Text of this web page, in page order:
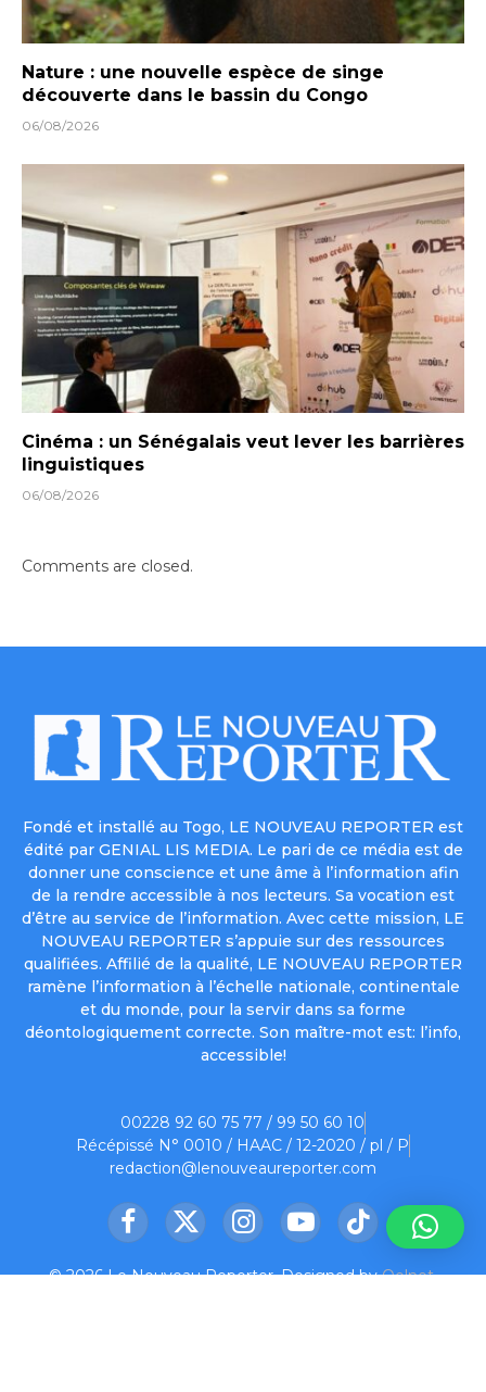
Nature : une nouvelle espèce de singe
découverte dans le bassin du Congo
06/08/2026
Cinéma : un Sénégalais veut lever les barrières
linguistiques
06/08/2026
Comments are closed.
Fondé et installé au Togo, LE NOUVEAU REPORTER est
édité par GENIAL LIS MEDIA. Le pari de ce média est de
donner une conscience et une âme à l’information afin
de la rendre accessible à nos lecteurs. Sa vocation est
d’être au service de l’information. Avec cette mission, LE
NOUVEAU REPORTER s’appuie sur des ressources
qualifiées. Affilié de la qualité, LE NOUVEAU REPORTER
ramène l’information à l’échelle nationale, continentale
et du monde, pour la servir dans sa forme
déontologiquement correcte. Son maître-mot est: l’info,
accessible!
00228 92 60 75 77 / 99 50 60 10
Récépissé N° 0010 / HAAC / 12-2020 / pl / P
redaction@lenouveaureporter.com
Facebook
X
InstagramYouTubeTikTok
© 2026 Le Nouveau Reporter. Designed byOelnet.